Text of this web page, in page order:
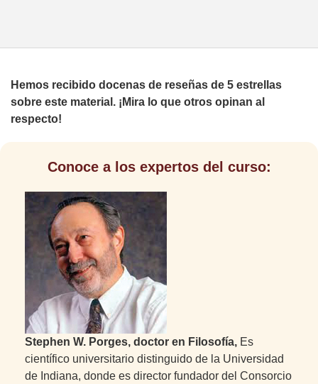
Hemos recibido docenas de reseñas de 5 estrellas
sobre este material. ¡Mira lo que otros opinan al
respecto!
Conoce a los expertos del curso:
Stephen W. Porges, doctor en Filosofía, Es
científico universitario distinguido de la Universidad
de Indiana, donde es director fundador del Consorcio